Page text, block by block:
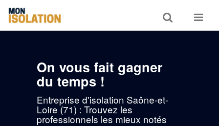
Toggle
search
Toggle
On vous fait gagner
du temps !
Entreprise d'isolation Saône-et-
Loire (71) : Trouvez les
professionnels les mieux notés